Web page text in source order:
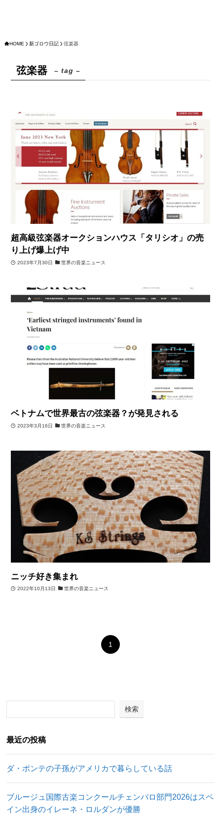
HOME 新ゴロウ日記 弦楽器
弦楽器 – tag –
超高級弦楽器オークションハウス「タリシオ」の売
り上げ爆上げ中
2023年7月30日 世界の音楽ニュース
ベトナムで世界最古の弦楽器？が発見される
2023年3月16日 世界の音楽ニュース
ニッチ好き集まれ
2022年10月13日 世界の音楽ニュース
1
検索
最近の投稿
ダ・ポンテの子孫がアメリカで暮らしている話
ブルージュ国際古楽コンクールチェンバロ部門2026はスペ
イン出身のイレーネ・ロルダンが優勝